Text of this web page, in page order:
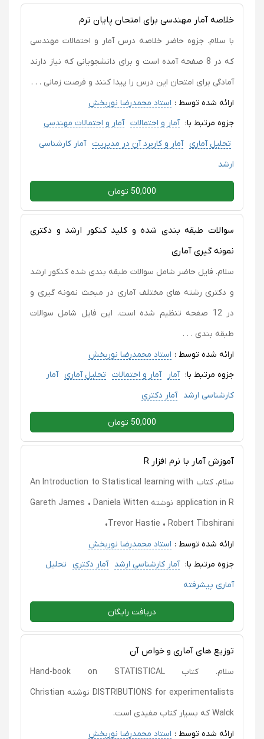
خلاصه آمار مهندسی برای امتحان پایان ترم
با سلام. جزوه حاضر خلاصه درس آمار و احتمالات مهندسی
که در 8 صفحه آمده است و برای دانشجویانی که نیاز دارند
آمادگی برای امتحان این درس را پیدا کنند و فرصت زمانی . . .
ارائه شده توسط : استاد محمدرضا نوربخش
جزوه مرتبط با: آمار و احتمالات آمار و احتمالات مهندسی
تحلیل آماری آمار و کاربرد آن در مدیریت آمار کارشناسی
ارشد
50,000 تومان
سوالات طبقه بندی شده و کلید کنکور ارشد و دکتری
نمونه گیری آماری
سلام. فایل حاضر شامل سوالات طبقه بندی شده کنکور ارشد
و دکتری رشته های مختلف آماری در مبحث نمونه گیری و
در 12 صفحه تنظیم شده است. این فایل شامل سوالات
طبقه بندی . . .
ارائه شده توسط : استاد محمدرضا نوربخش
جزوه مرتبط با: آمار آمار و احتمالات تحلیل آماری آمار
کارشناسی ارشد آمار دکتری
50,000 تومان
آموزش آمار با نرم افزار R
سلام. کتاب An Introduction to Statistical learning with
application in R نوشته Gareth James • Daniela Witten
•Trevor Hastie • Robert Tibshirani
ارائه شده توسط : استاد محمدرضا نوربخش
جزوه مرتبط با: آمار کارشناسی ارشد آمار دکتری
تحلیل
آماری پیشرفته
دریافت رایگان
توزیع های آماری و خواص آن
سلام. کتاب Hand-book on STATISTICAL
DISTRIBUTIONS for experimentalists نوشته Christian
Walck که بسیار کتاب مفیدی است.
ارائه شده توسط : استاد محمدرضا نوربخش